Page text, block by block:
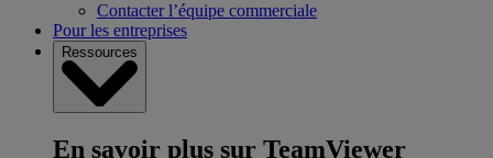
Contacter l’équipe commerciale
Pour les entreprises
Ressources
En savoir plus sur TeamViewer